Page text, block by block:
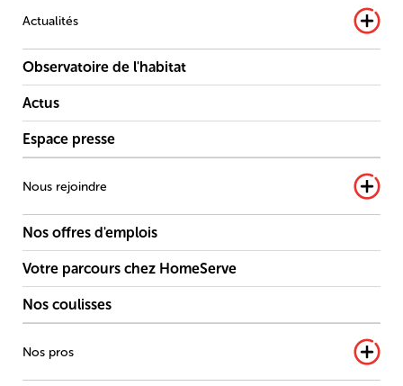
Actualités
Observatoire de l'habitat
Actus
Espace presse
Nous rejoindre
Nos offres d'emplois
Votre parcours chez HomeServe
Nos coulisses
Nos pros